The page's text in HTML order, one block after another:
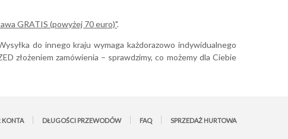
GRATIS (powyżej 70 euro)".
do innego kraju wymaga każdorazowo indywidualnego
złożeniem zamówienia – sprawdzimy, co możemy dla Ciebie
KONTA DŁUGOŚCI PRZEWODÓW FAQ SPRZEDAŻ HURTOWA